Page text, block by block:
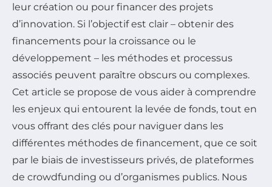
leur création ou pour financer des projets
d’innovation. Si l’objectif est clair – obtenir des
financements pour la croissance ou le
développement – les méthodes et processus
associés peuvent paraître obscurs ou complexes.
Cet article se propose de vous aider à comprendre
les enjeux qui entourent la levée de fonds, tout en
vous offrant des clés pour naviguer dans les
différentes méthodes de financement, que ce soit
par le biais de investisseurs privés, de plateformes
de crowdfunding ou d’organismes publics. Nous